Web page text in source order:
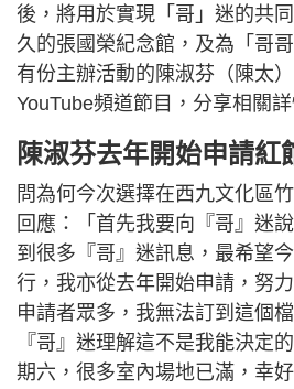
後，將用於實現「哥」迷的共
久的張國榮紀念館，及為「哥
有份主辦活動的陳淑芬（陳太
YouTube頻道節目，分享相關詳
陳淑芬去年開始申請紅
問為何今次選擇在西九文化區
回應：「首先我要向『哥』迷
到很多『哥』迷訊息，最希望
行，我亦從去年開始申請，努
申請者眾多，我無法訂到這個
『哥』迷理解這不是我能決定
期六，很多室內場地已滿，幸